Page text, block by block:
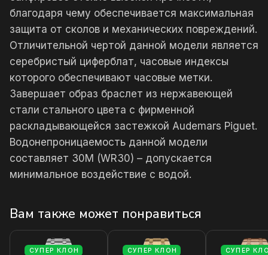
благодаря чему обеспечивается максимальная
защита от сколов и механических повреждений.
Отличительной чертой данной модели является
серебристый циферблат, часовые индексы
которого обеспечивают часовые метки.
Завершает образ браслет из нержавеющей
стали стального цвета с фирменной
раскладывающейся застежкой Audemars Piguet.
Водонепроницаемость данной модели
составляет 30М (WR30) – допускается
минимальное воздействие с водой.
Вам также может понравиться
СУПЕР КЛОН
СУПЕР КЛОН
СУПЕР